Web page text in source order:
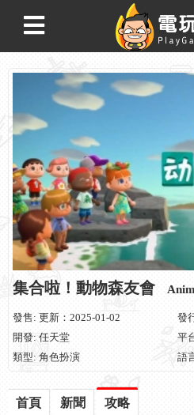
集合啦！動物森友會
發售: 更新：2025-01-02
發
開發: 任天堂
平
類型: 角色扮演
語
首頁 新聞 攻略